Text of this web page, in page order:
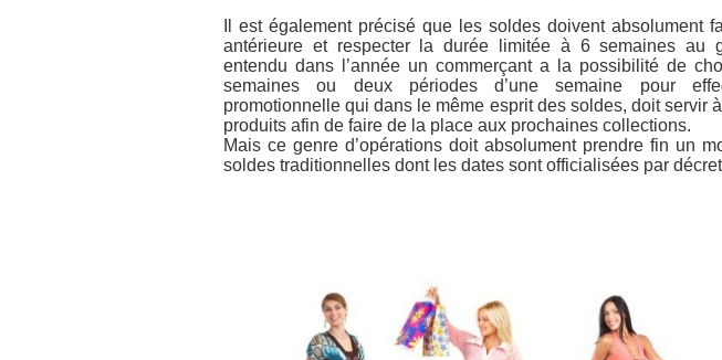
Il est également précisé que les soldes doivent absolument
antérieure et respecter la durée limitée à 6 semaines au
entendu dans l’année un commerçant a la possibilité de
semaines ou deux périodes d’une semaine pour
promotionnelle qui dans le même esprit des soldes, doit servir
produits afin de faire de la place aux prochaines collections.
Mais ce genre d’opérations doit absolument prendre fin un
soldes traditionnelles dont les dates sont officialisées par